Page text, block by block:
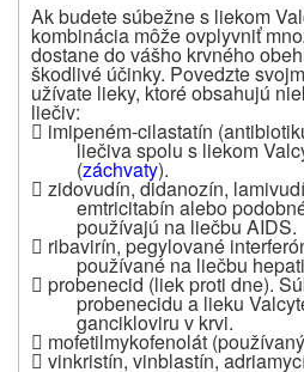
Ak budete súbežne s liekom
kombinácia môže ovplyvniť
dostane do vášho krvného
škodlivé účinky. Povedzte
užívate lieky, ktoré obsahujú
liečiv:
 imipeném-cilastatín
liečiva spolu s liekom
(záchvaty).
 zidovudín, didanozín,
emtricitabín alebo
používajú na liečbu AIDS.
 ribavirín, pegylované
používané na liečbu
 probenecid (liek proti dne).
probenecidu a lieku
gancikloviru v krvi.
 mofetilmykofenolát
 vinkristín, vinblastín,